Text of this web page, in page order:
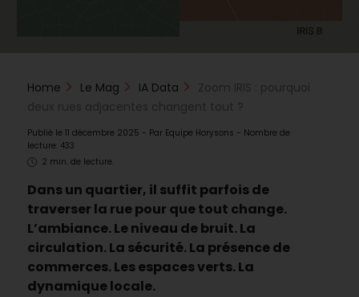
Home Le Mag IA Data
Zoom IRIS : pourquoi
deux rues adjacentes changent tout ?
Publié le11 décembre 2025 - Par Equipe Horysons - Nombre de
lecture: 433
2 min. de lecture.
Dans un quartier, il suffit parfois de
traverser la rue pour que tout change.
L’ambiance. Le niveau de bruit. La
circulation. La sécurité. La présence de
commerces. Les espaces verts. La
dynamique locale.